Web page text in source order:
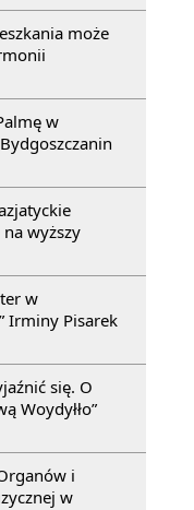
może
w
na wyższy
w
Irminy Pisarek
się. O
Woydyłło”
i
w